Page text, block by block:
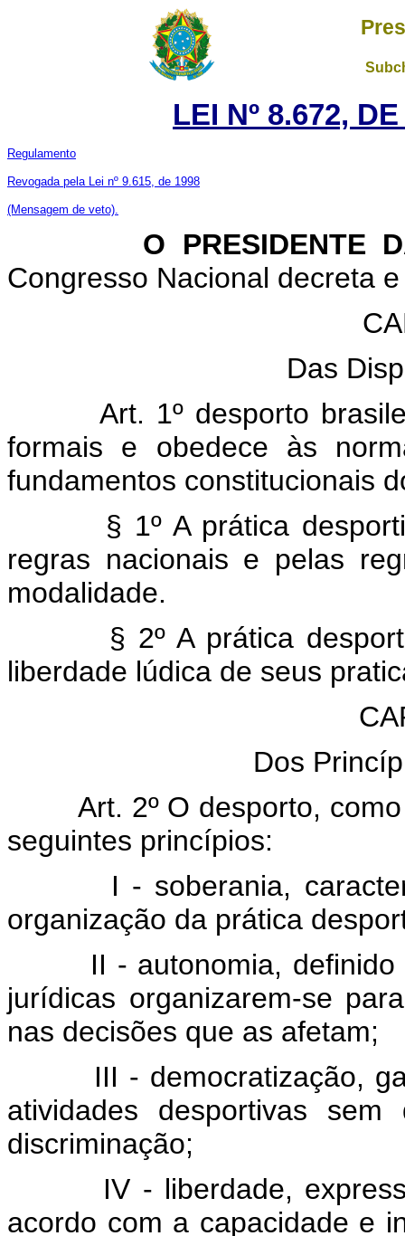
LEI Nº 8.672,
Regulamento
Revogada pela Lei nº 9.615, de 1998
(Mensagem de veto).
O PRESIDENTE DA
Congresso Nacional decreta
Das
Art. 1º desporto
formais e obedece às
fundamentos constitucionais
§ 1º A prática
regras nacionais e pelas
modalidade.
§ 2º A prática
liberdade lúdica de seus
Dos
Art. 2º O desporto, como
seguintes princípios:
I - soberania,
organização da prática
II - autonomia, definido
jurídicas organizarem-se
nas decisões que as afetam;
III - democratização,
atividades desportivas
discriminação;
IV - liberdade, expresso
acordo com a capacidade e